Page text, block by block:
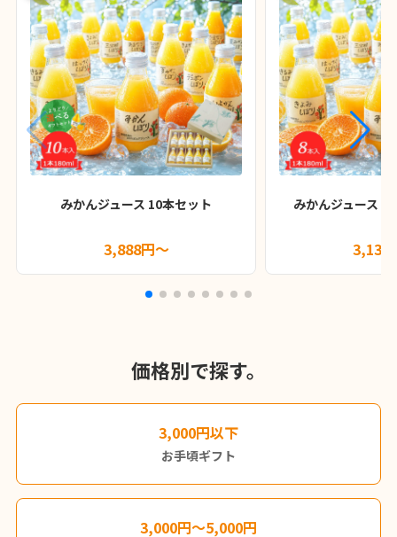
みかんジュース 10本セット
3,888円～
みかんジュース
3,130
価格別で探す。
3,000円以下
お手頃ギフト
3,000円～5,000円